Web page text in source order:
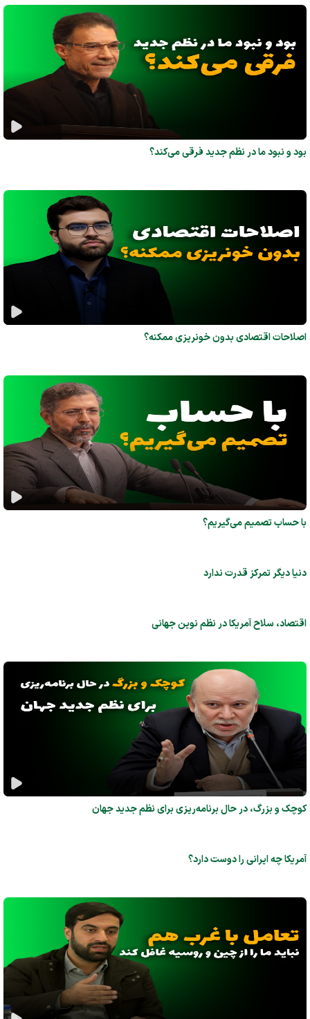
بود و نبود ما در نظم جدید فرقی می‌کند؟
اصلاحات اقتصادی بدون خونریزی ممکنه؟
با حساب تصمیم می‌گیریم؟
دنیا دیگر تمرکز قدرت ندارد
اقتصاد، سلاح آمریکا در نظم نوین جهانی
کوچک و بزرگ، در حال برنامه‌ریزی برای نظم جدید جهان
آمریکا چه ایرانی را دوست دارد؟